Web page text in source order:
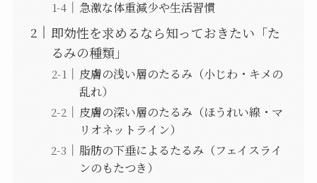
急激な体重減少や生活習慣
即効性を求めるなら知っておきたい「た
るみの種類」
皮膚の浅い層のたるみ（小じわ・キメの
乱れ）
皮膚の深い層のたるみ（ほうれい線・マ
リオネットライン）
脂肪の下垂によるたるみ（フェイスライ
ンのもたつき）